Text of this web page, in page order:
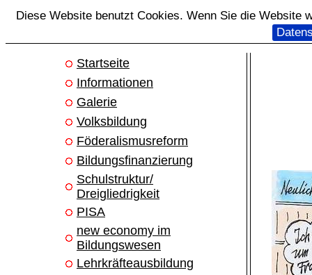
Diese Website benutzt Cookies. Wenn Sie die Website
Startseite
Informationen
Galerie
Volksbildung
Föderalismusreform
Bildungsfinanzierung
Schulstruktur/
Dreigliedrigkeit
PISA
new economy im
Bildungswesen
Lehrkräfteausbildung